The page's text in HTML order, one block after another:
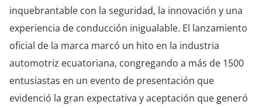
inquebrantable con la seguridad, la innovación y una
experiencia de conducción inigualable. El lanzamiento
oficial de la marca marcó un hito en la industria
automotriz ecuatoriana, congregando a más de 1500
entusiastas en un evento de presentación que
evidenció la gran expectativa y aceptación que generó